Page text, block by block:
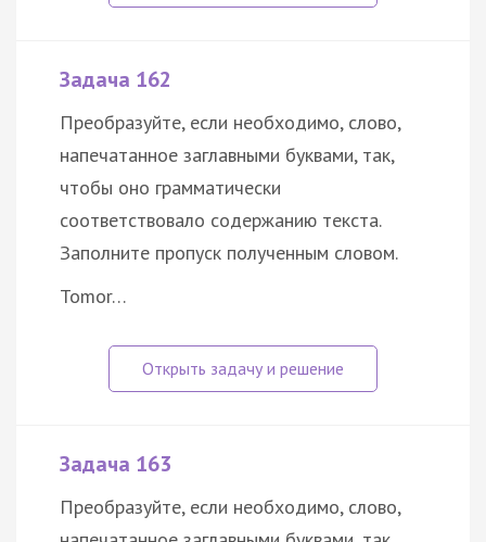
Задача 162
Преобразуйте, если необходимо, слово,
напечатанное заглавными буквами, так,
чтобы оно грамматически
соответствовало содержанию текста.
Заполните пропуск полученным словом.
Tomor…
Задача 163
Преобразуйте, если необходимо, слово,